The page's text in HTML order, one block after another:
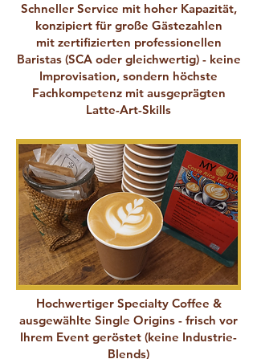
Schneller Service mit hoher Kapazität,
konzipiert für große Gästezahlen
mit zertifizierten professionellen
Baristas(SCA oder gleichwertig) - keine
Improvisation, sondern höchste
Fachkompetenz mit ausgeprägten
Latte-Art-Skills
Hochwertiger Specialty Coffee &
ausgewählte Single Origins - frisch vor
Ihrem Event geröstet (keine Industrie-
Blends)